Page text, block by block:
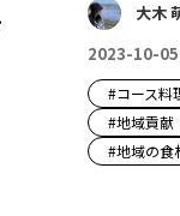
大木
2023-10-05
#コース料
#地域貢献
#地域の食